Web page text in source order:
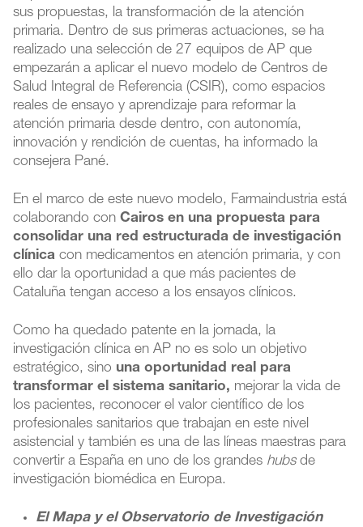
sus propuestas, la transformación de la atención
primaria. Dentro de sus primeras actuaciones, se ha
realizado una selección de 27 equipos de AP que
empezarán a aplicar el nuevo modelo de Centros de
Salud Integral de Referencia (CSIR), como espacios
reales de ensayo y aprendizaje para reformar la
atención primaria desde dentro, con autonomía,
innovación y rendición de cuentas, ha informado la
consejera Pané.
En el marco de este nuevo modelo, Farmaindustria está
colaborando conCairos en una propuesta para
consolidar una red estructurada de investigación
clínica con medicamentos en atención primaria, y con
ello dar la oportunidad a que más pacientes de
Cataluña tengan acceso a los ensayos clínicos.
Como ha quedado patente en la jornada, la
investigación clínica en AP no es solo un objetivo
estratégico, sino una oportunidad real para
transformar el sistema sanitario, mejorar la vida de
los pacientes, reconocer el valor científico de los
profesionales sanitarios que trabajan en este nivel
asistencial y también es una de las líneas maestras para
convertir a España en uno de los grandes hubsde
investigación biomédica en Europa.
El Mapa y el Observatorio de Investigación